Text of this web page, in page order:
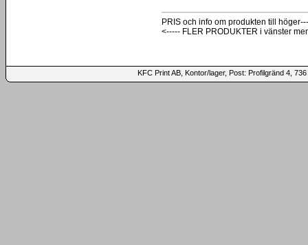
PRIS och info om produkten till
<----- FLER PRODUKTER i vänster
KFC Print AB, Kontor/lager, Post: Profilgränd 4,